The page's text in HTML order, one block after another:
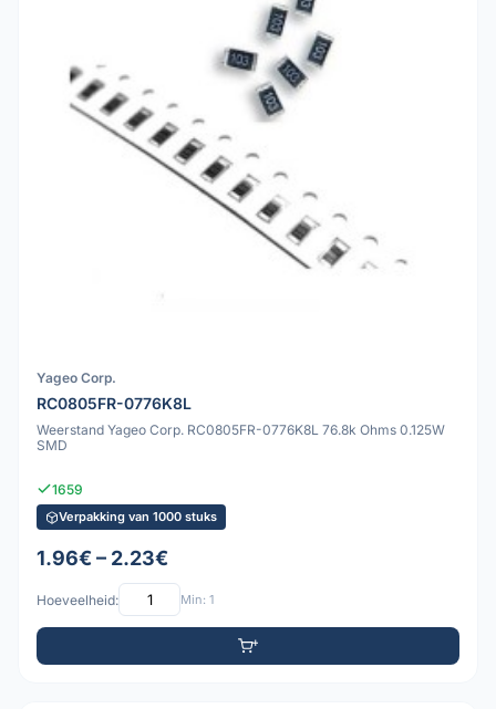
Yageo Corp.
RC0805FR-0776K8L
Weerstand Yageo Corp. RC0805FR-0776K8L 76.8k Ohms 0.125W
SMD
1659
Verpakking van 1000 stuks
1.96€ – 2.23€
Hoeveelheid: Min: 1